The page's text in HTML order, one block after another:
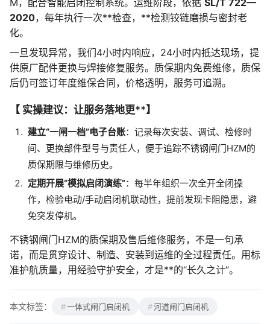
2020，每年执行一次**检查，**检测铰链磨损与密封老
化。
一旦发现异常，我们4小时内响应，24小时内抵达现场，提
供原厂配件更换与焊接修复服务。质保期内免费维修，质保
后仍可签订年度维保合同，价格透明，服务可追溯。
【 实操建议：让服务落地更**】
建立“一闸一档”电子台账：记录每次安装、调试、检修时
间、更换部件型号与责任人，便于追踪不锈钢闸门HZM的
质保期限与维修历史。
定期开展“模拟启闭演练”：每半年组织一次全开全闭操
作，检验电动/手动启闭机联动性，提前发现卡阻隐患，避
免突发停机。
不锈钢闸门HZM的质保期及售后维修服务，不是一句承
诺，而是贯穿设计、制造、安装到运维的全过程责任。用标
准护航质量，用经验守护安全，才是**的“长久之计”。
本文标签： 一体式闸门启闭机 河道闸门启闭机